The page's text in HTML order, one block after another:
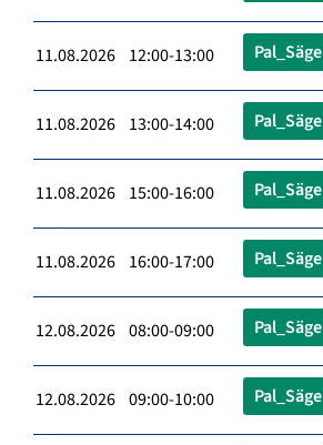
11.08.2026 12:00-13:00 Pal_Säge
11.08.2026 13:00-14:00 Pal_Säge
11.08.2026 15:00-16:00 Pal_Säge
11.08.2026 16:00-17:00 Pal_Säge
12.08.2026 08:00-09:00 Pal_Säge
12.08.2026 09:00-10:00 Pal_Säge